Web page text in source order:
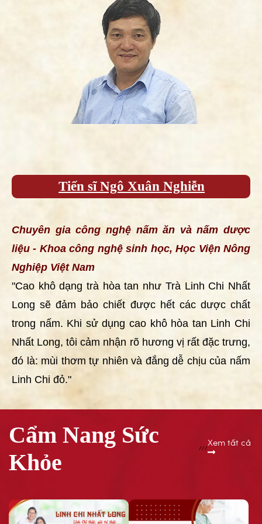
Tiến sĩ Ngô Xuân Nghiễn
Chuyên gia công nghệ nấm ăn và nấm dược
liệu - Khoa công nghệ sinh học, Học Viện Nông
Nghiệp Việt Nam
"Cao khô dạng trà hòa tan như Trà Linh Chi Nhất
Long sẽ đảm bảo chiết được hết các dược chất
trong nấm. Khi sử dụng cao khô hòa tan Linh Chi
Nhất Long, tôi cảm nhận rõ hương vị rất đặc trưng,
đó là: mùi thơm tự nhiên và đắng dễ chịu của nấm
Linh Chi đỏ."
Cẩm Nang Sức
Khỏe
///
Xem tất cả